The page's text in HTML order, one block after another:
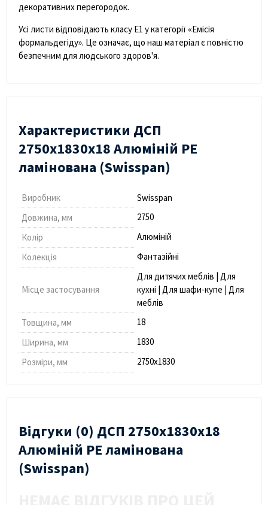
декоративних перегородок.
Усі листи відповідають класу Е1 у категорії «Емісія
формальдегіду». Це означає, що наш матеріал є повністю
безпечним для людського здоров'я.
Характеристики ДСП
2750х1830х18 Алюміній PE
ламінована (Swisspan)
Виробник
Swisspan
Довжина, мм
2750
Колір
Алюміній
Колекція
Фантазійні
Місце застосування
Для дитячих меблів | Для
кухні | Для шафи-купе | Для
меблів
Товщина, мм
18
Ширина, мм
1830
Розміри, мм
2750х1830
Відгуки (0) ДСП 2750х1830х18
Алюміній PE ламінована
(Swisspan)